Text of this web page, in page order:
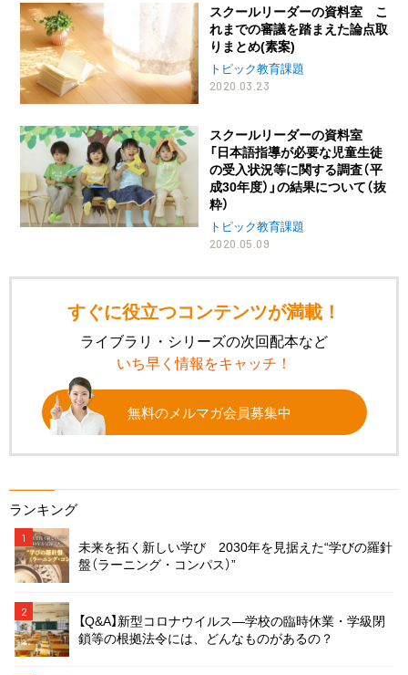
スクールリーダーの資料室 こ
れまでの審議を踏まえた論点取
りまとめ(素案)
トピック教育課題
2020.03.23
スクールリーダーの資料室
「日本語指導が必要な児童生徒
の受入状況等に関する調査（平
成30年度）」の結果について（抜
粋）
トピック教育課題
2020.05.09
すぐに役立つコンテンツが満載！
ライブラリ・シリーズの次回配本など
いち早く情報をキャッチ！
無料のメルマガ会員募集中
ランキング
1
未来を拓く新しい学び 2030年を見据えた“学びの羅針
盤（ラーニング・コンパス）”
2
【Q&A】新型コロナウイルス―学校の臨時休業・学級閉
鎖等の根拠法令には、どんなものがあるの？